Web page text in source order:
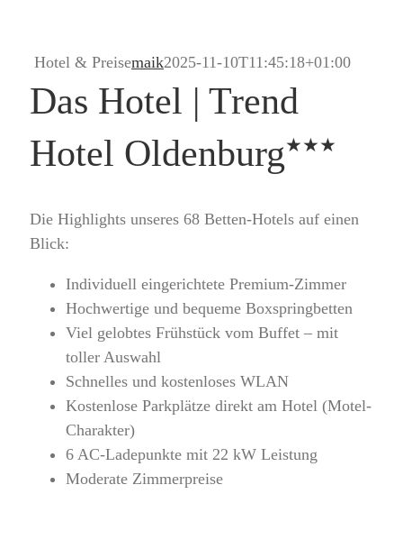
Hotel & Preisemaik2025-11-10T11:45:18+01:00
Das Hotel | Trend
Hotel Oldenburg
Die Highlights unseres 68 Betten-Hotels auf einen
Blick:
Individuell eingerichtete Premium-Zimmer
Hochwertige und bequeme Boxspringbetten
Viel gelobtes Frühstück vom Buffet – mit
toller Auswahl
Schnelles und kostenloses WLAN
Kostenlose Parkplätze direkt am Hotel (Motel-
Charakter)
6 AC-Ladepunkte mit 22 kW Leistung
Moderate Zimmerpreise